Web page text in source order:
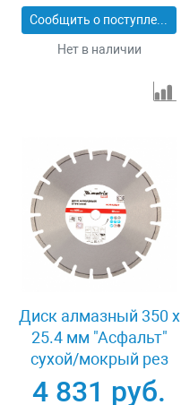
Сообщить о поступлении
Нет в наличии
Диск алмазный 350 х
25.4 мм "Асфальт"
сухой/мокрый рез
Pro Matrix 731073
4 831 руб.